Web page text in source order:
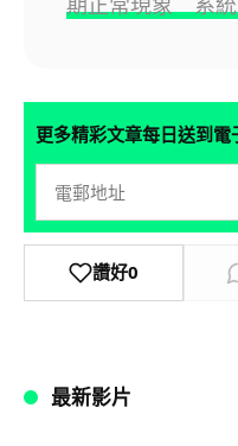
更多精彩文章每日送到電
讚好0
最新影片